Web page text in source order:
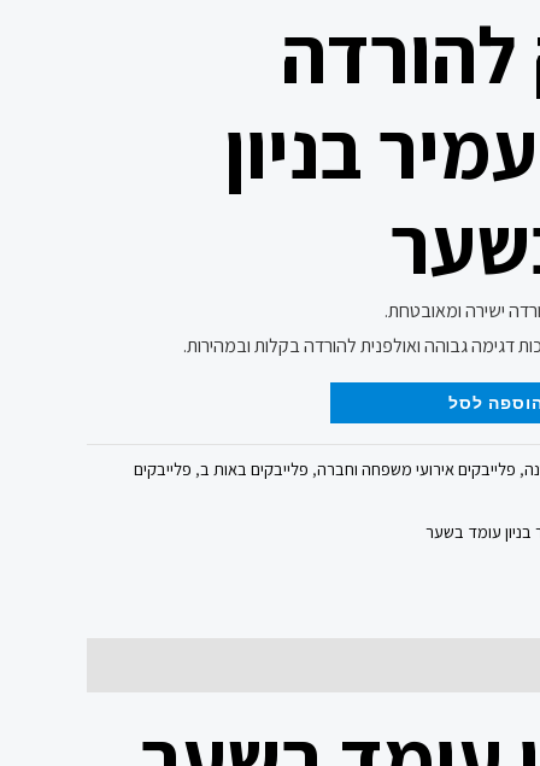
להורדה
בניון
ישירה ומאובטחת.
דגימה גבוהה ואולפנית להורדה בקלות ובמהירות.
לסל
, פלייבקים אירועי משפחה וחברה, פלייבקים באות ב, פלייבקים
עומד בשער